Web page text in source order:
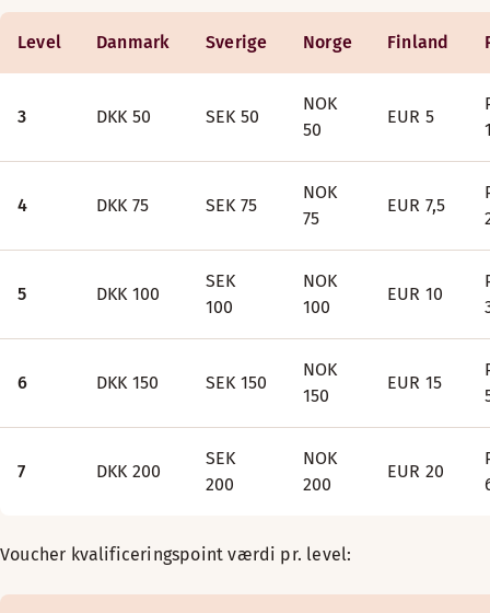
Level Danmark Sverige Norge Finland
3 DKK 50 SEK 50
NOK
50
EUR 5
4 DKK 75 SEK 75
NOK
75
EUR 7,5
5 DKK 100
SEK
100
NOK
100
EUR 10
6 DKK 150 SEK 150
NOK
150
EUR 15
7 DKK 200
SEK
200
NOK
200
EUR 20
Voucher kvalificeringspoint værdi pr. level: